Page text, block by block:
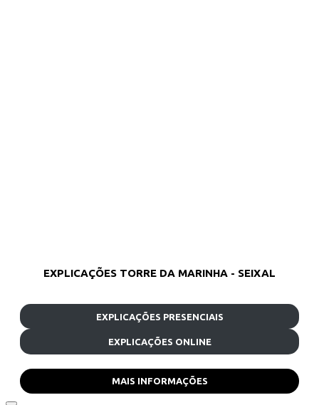
EXPLICAÇÕES TORRE DA MARINHA - SEIXAL
EXPLICAÇÕES PRESENCIAIS
EXPLICAÇÕES ONLINE
MAIS INFORMAÇÕES